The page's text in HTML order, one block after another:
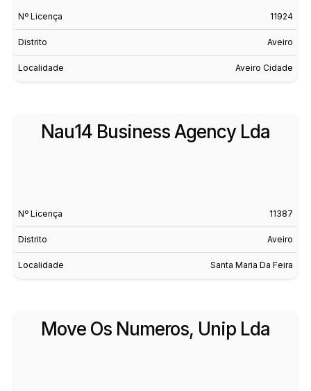
Nº Licença 11924
Distrito Aveiro
Localidade Aveiro Cidade
Nau14 Business Agency Lda
Nº Licença 11387
Distrito Aveiro
Localidade Santa Maria Da Feira
Move Os Numeros, Unip Lda